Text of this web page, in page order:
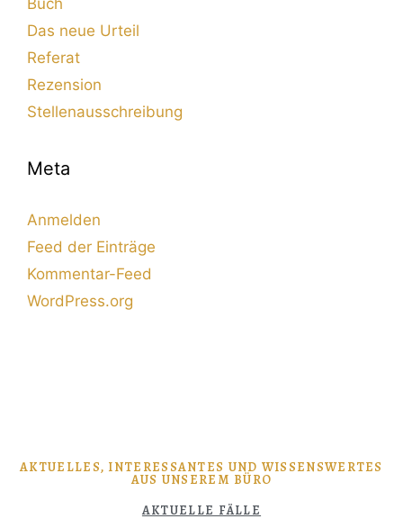
Das neue Urteil
Referat
Rezension
Stellenausschreibung
Meta
Anmelden
Feed der Einträge
Kommentar-Feed
WordPress.org
AKTUELLES, INTERESSANTES UND WISSENSWERTES
AUS UNSEREM BÜRO
AKTUELLE FÄLLE